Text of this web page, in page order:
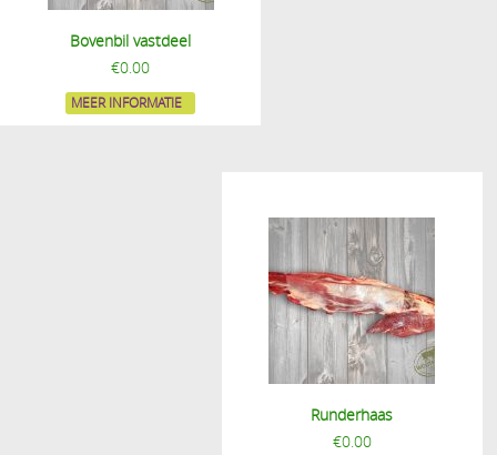
Bovenbil vastdeel
€0.00
MEER INFORMATIE
Runderhaas
€0.00